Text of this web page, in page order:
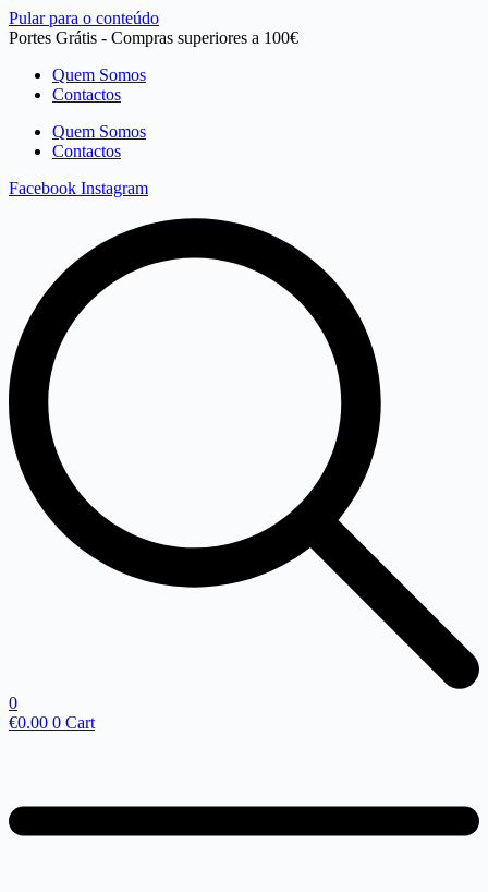
Pular para o conteúdo
Portes Grátis - Compras superiores a 100€
Quem Somos
Contactos
Quem Somos
Contactos
Facebook Instagram
0
€0.00 0 Cart